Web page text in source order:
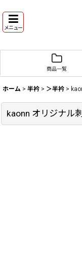
メニュー
商品一覧
ホーム > 半衿 > ＞半衿 >
kaonn オリジナル